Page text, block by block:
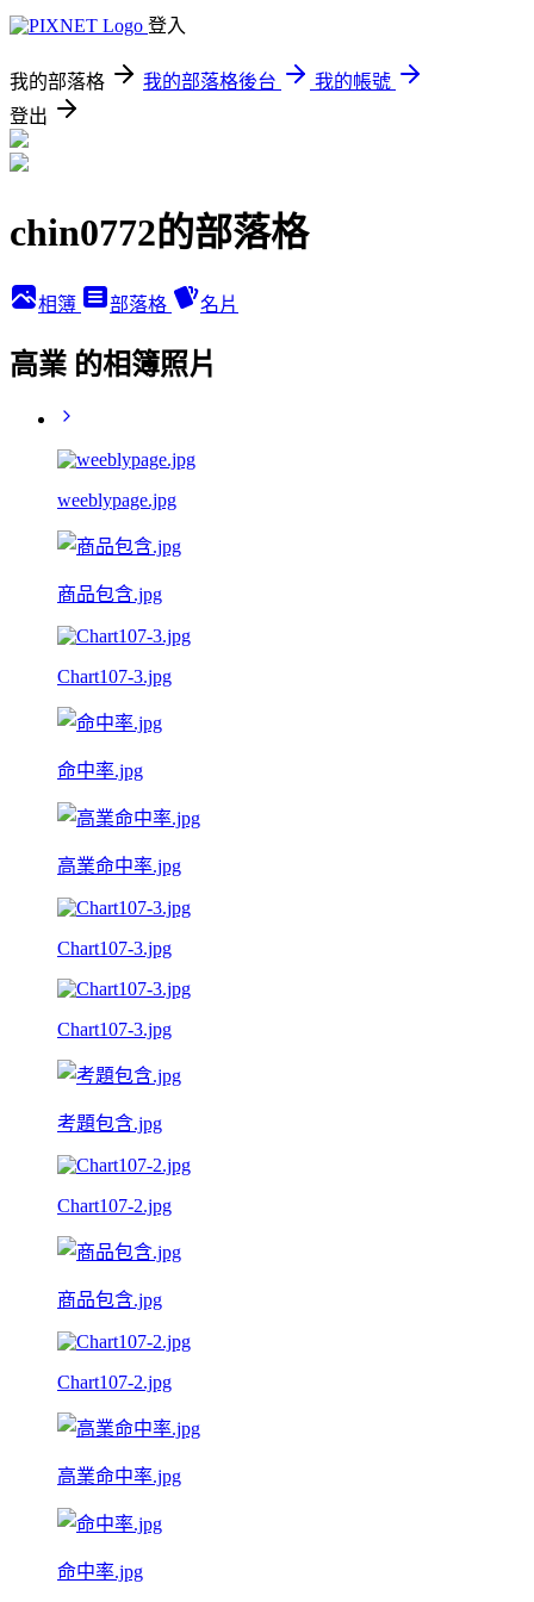
登入
我的部落格 我的部落格後台
我的帳號
登出
chin0772的部落格
相簿 部落格 名片
高業 的相簿照片
weeblypage.jpg
商品包含.jpg
Chart107-3.jpg
命中率.jpg
高業命中率.jpg
Chart107-3.jpg
Chart107-3.jpg
考題包含.jpg
Chart107-2.jpg
商品包含.jpg
Chart107-2.jpg
高業命中率.jpg
命中率.jpg